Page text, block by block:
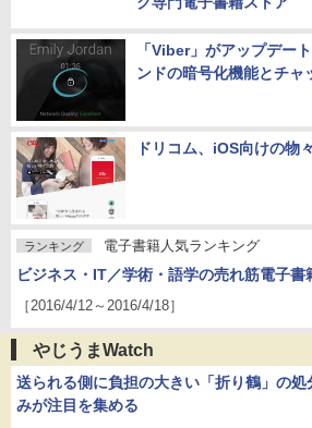
「Viber」がアップデー
ンドの暗号化機能とチャ
ドリコム、iOS向けの物
ランキング 電子書籍人気ランキング
ビジネス・IT／学術・語学の売れ筋電子書
［2016/4/12～2016/4/18］
やじうまWatch
送られる側に負担の大きい「折り鶴」の処
みが注目を集める